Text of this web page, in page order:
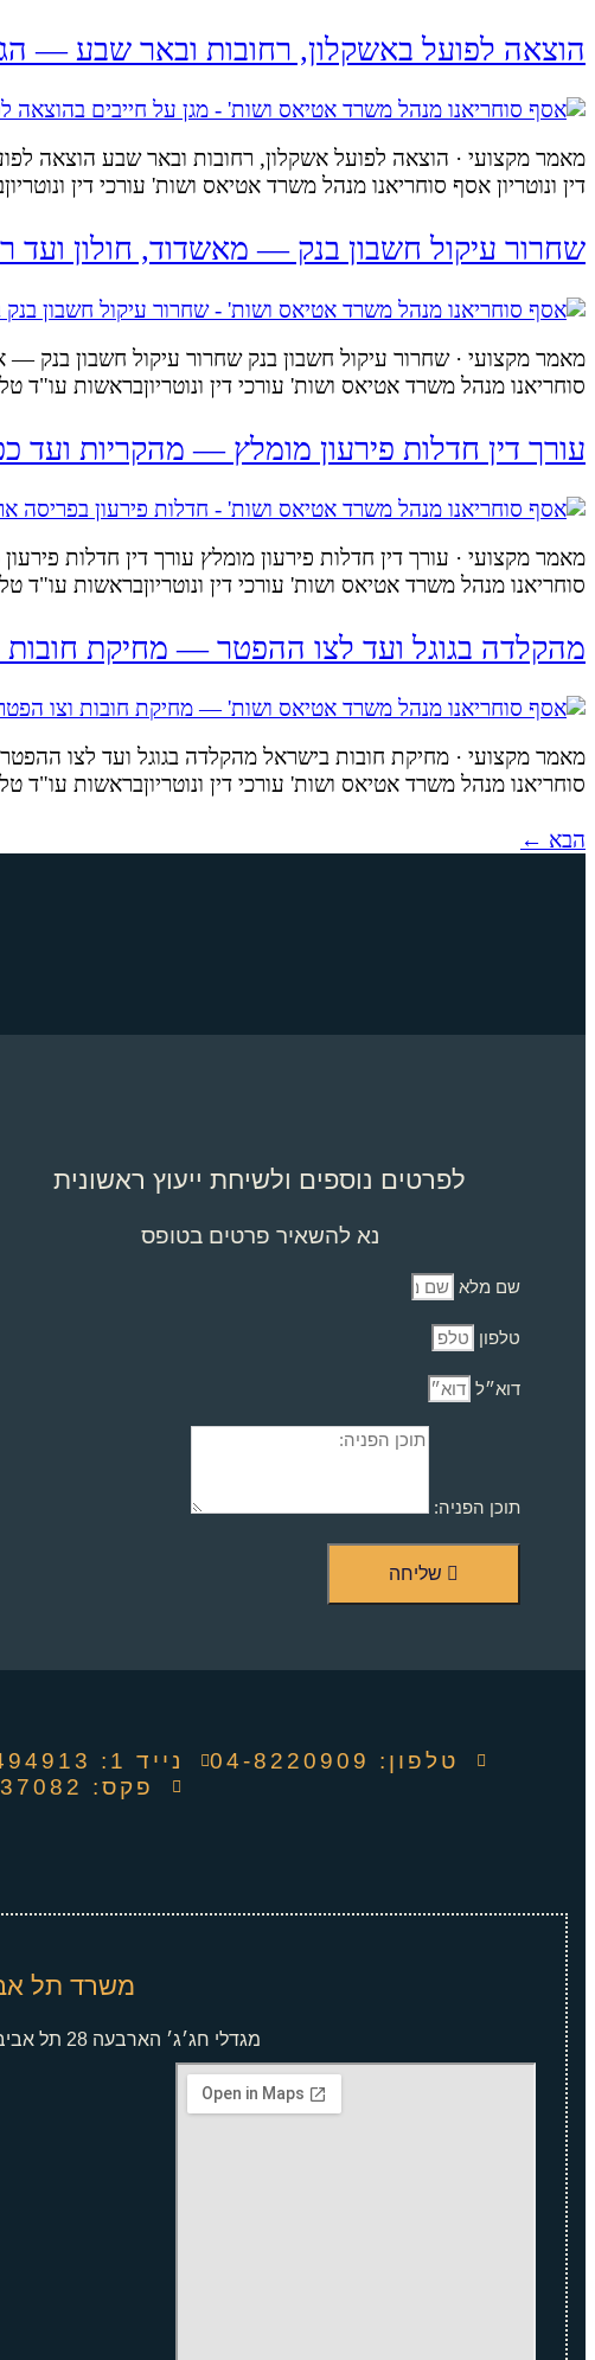
הוצאה לפועל באשקלון, רחובות ובאר שבע —
מאמר מקצועי · הוצאה לפועל אשקלון, רחובות ובאר שבע הוצאה
דין ונוטריון אסף סוחריאנו מנהל משרד אטיאס ושות' עורכי דין
שחרור עיקול חשבון בנק — מאשדוד, חולון ועד
מאמר מקצועי · שחרור עיקול חשבון בנק שחרור עיקול חשבון בנק —
סוחריאנו מנהל משרד אטיאס ושות' עורכי דין ונוטריוןבראשות
עורך דין חדלות פירעון מומלץ — מהקריות ועד
מאמר מקצועי · עורך דין חדלות פירעון מומלץ עורך דין חדלות
סוחריאנו מנהל משרד אטיאס ושות' עורכי דין ונוטריוןבראשות
מהקלדה בגוגל ועד לצו ההפטר — מחיקת
מאמר מקצועי · מחיקת חובות בישראל מהקלדה בגוגל ועד לצו
סוחריאנו מנהל משרד אטיאס ושות' עורכי דין ונוטריוןבראשות
הבא ←
לפרטים נוספים ולשיחת ייעוץ ראשונית
נא להשאיר פרטים בטופס
שם מלא
טלפון
דוא״ל
תוכן הפניה:
שליחה
טלפון: ‭04-8220909‬ נייד 1: 052-4494913
פקס: 04-6737082
משרד תל
מגדלי חג׳ג׳ הארבעה 28 תל אביב קומה 5 מגדל צפוני